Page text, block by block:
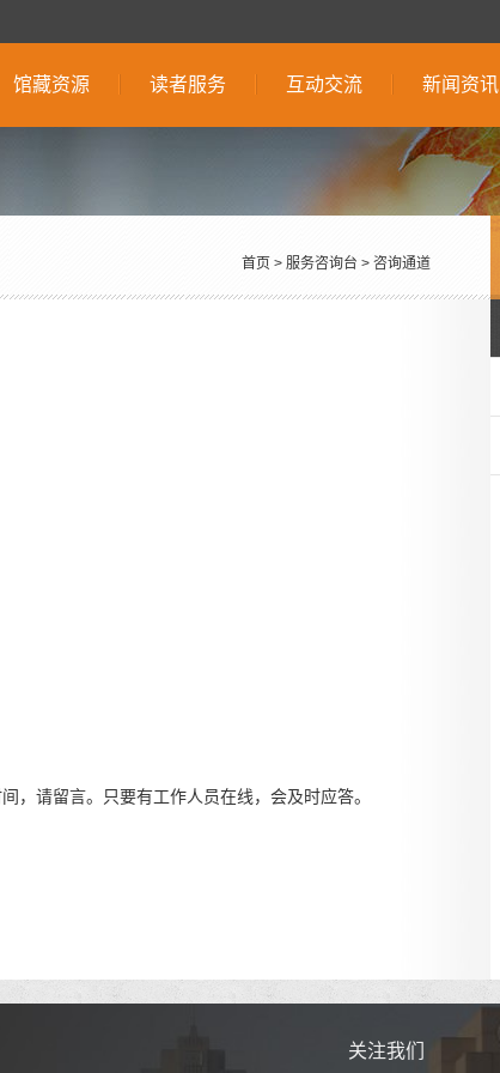
馆藏资源 读者服务 互动交流 新闻资讯
首页 > 服务咨询台 > 咨询通道
请留言。只要有工作人员在线，会及时应答。
关注我们